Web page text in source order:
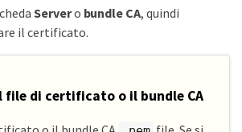
Servero bundle CA, quindi
il certificato.
file di certificato o il bundle CA